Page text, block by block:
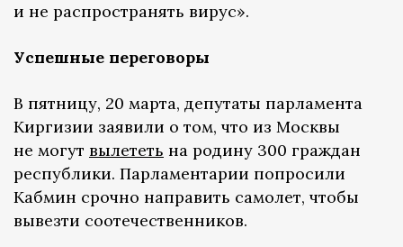
и не распространять вирус».
Успешные переговоры
В пятницу, 20 марта, депутаты парламента
Киргизии заявили о том, что из Москвы
не могут вылететь на родину 300 граждан
республики. Парламентарии попросили
Кабмин срочно направить самолет, чтобы
вывезти соотечественников.